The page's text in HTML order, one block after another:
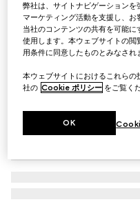
ハーバリウム スープボ
￥47,850
（税込）
バリエーション グリーン ハーバ
弊社は、サイトナビゲーション
マーケティング活動を支援し、
当社のコンテンツの共有を可能
使用します。本ウェブサイトの
用条件に同意したものとみなされ
本ウェブサイトにおけるこれら
社の Cookie ポリシー をご覧く
OK